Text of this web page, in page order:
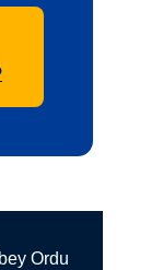
Ordu